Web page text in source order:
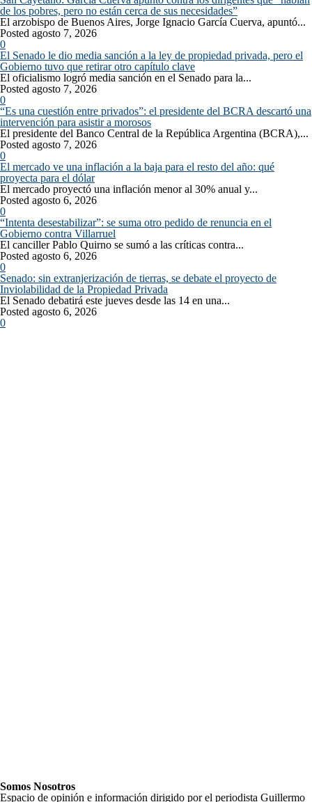
de los pobres, pero no están cerca de sus necesidades”
El arzobispo de Buenos Aires, Jorge Ignacio García Cuerva, apuntó...
Posted agosto 7, 2026
0
El Senado le dio media sanción a la ley de propiedad privada, pero el
Gobierno tuvo que retirar otro capítulo clave
El oficialismo logró media sanción en el Senado para la...
Posted agosto 7, 2026
0
“Es una cuestión entre privados”: el presidente del BCRA descartó una
intervención para asistir a morosos
El presidente del Banco Central de la República Argentina (BCRA),...
Posted agosto 7, 2026
0
El mercado ve una inflación a la baja para el resto del año: qué
proyecta para el dólar
El mercado proyectó una inflación menor al 30% anual y...
Posted agosto 6, 2026
0
“Intenta desestabilizar”: se suma otro pedido de renuncia en el
Gobierno contra Villarruel
El canciller Pablo Quirno se sumó a las críticas contra...
Posted agosto 6, 2026
0
Senado: sin extranjerización de tierras, se debate el proyecto de
Inviolabilidad de la Propiedad Privada
El Senado debatirá este jueves desde las 14 en una...
Posted agosto 6, 2026
0
Somos Nosotros
Espacio de opinión e información dirigido por el periodista Guillermo